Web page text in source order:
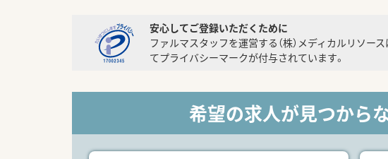
安心してご登録いただくために
ファルマスタッフを運営する（株）メディカルリソー
てプライバシーマークが付与されています。
希望の求人が見つから